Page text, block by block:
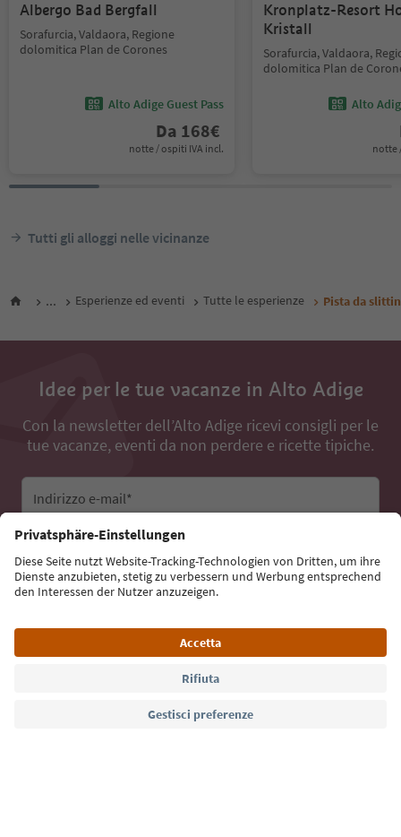
Albergo Bad Bergfall
Sorafurcia, Valdaora, Regione
dolomitica Plan de Corones
Alto Adige Guest Pass
Da 168€
notte / ospiti IVA incl.
Kronplatz-Resort
Kristall
Sorafurcia, Valdaora,
dolomitica Plan de
Alto
notte
Tutti gli alloggi nelle vicinanze
... Esperienze ed eventi Tutte le esperienze Pista da
Idee per le tue vacanze in Alto Adige
Con la newsletter dell’Alto Adige ricevi consigli per le
tue vacanze, eventi da non perdere e ricette tipiche.
Indirizzo e-mail*
Iscriviti alla newsletter